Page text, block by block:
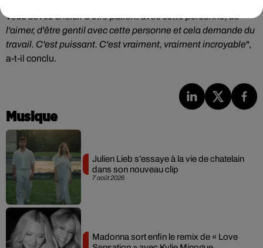
Vous devez choisir d'être patient avec cette personne, de
l'aimer, d'être gentil avec cette personne et cela demande du
travail. C'est puissant. C'est vraiment, vraiment incroyable",
a-t-il conclu.
Musique
7 août 2026
Julien Lieb s’essaye à la vie de chatelain
dans son nouveau clip
Madonna sort enfin le remix de « Love